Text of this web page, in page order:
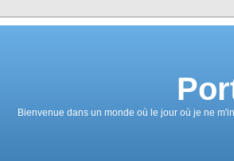
Bienvenue dans un monde où le jour où je ne